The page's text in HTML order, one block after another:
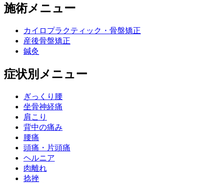
施術メニュー
カイロプラクティック・骨盤矯正
産後骨盤矯正
鍼灸
症状別メニュー
ぎっくり腰
坐骨神経痛
肩こり
背中の痛み
腰痛
頭痛・片頭痛
ヘルニア
肉離れ
捻挫